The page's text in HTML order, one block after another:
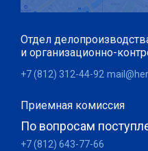
Отдел
и организационно-
+7 (812) 312-44-92
Приемная комиссия
По вопросам
+7 (812) 643-77-66